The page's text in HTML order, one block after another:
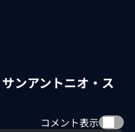
ンアントニオ・ス
コメント表示